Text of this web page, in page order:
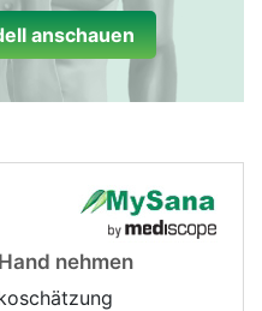
anschauen
nehmen